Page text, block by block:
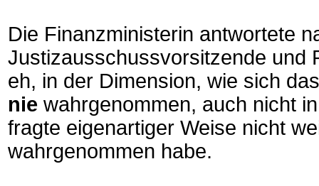
Die Finanzministerin antwortete
Justizausschussvorsitzende und
eh, in der Dimension, wie sich
nie wahrgenommen, auch nicht
fragte eigenartiger Weise nicht
wahrgenommen habe.